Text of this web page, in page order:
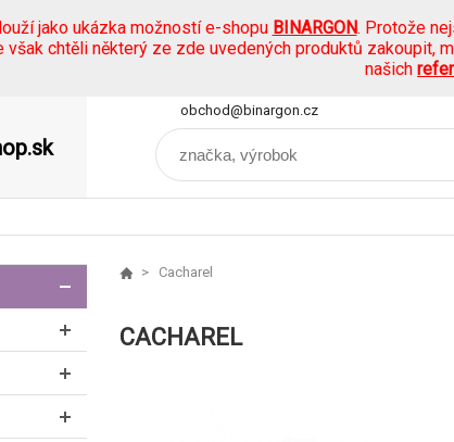
jako ukázka možností e-shopu BINARGON. Protože
však chtěli některý ze zde uvedených produktů zakoupit,
našich
obchod@binargon.cz
Cacharel
CACHAREL